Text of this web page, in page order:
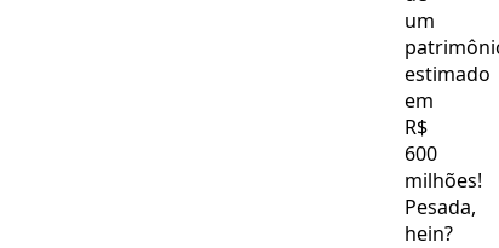
um
estimado
em
R$
600
milhões!
Pesada,
hein?